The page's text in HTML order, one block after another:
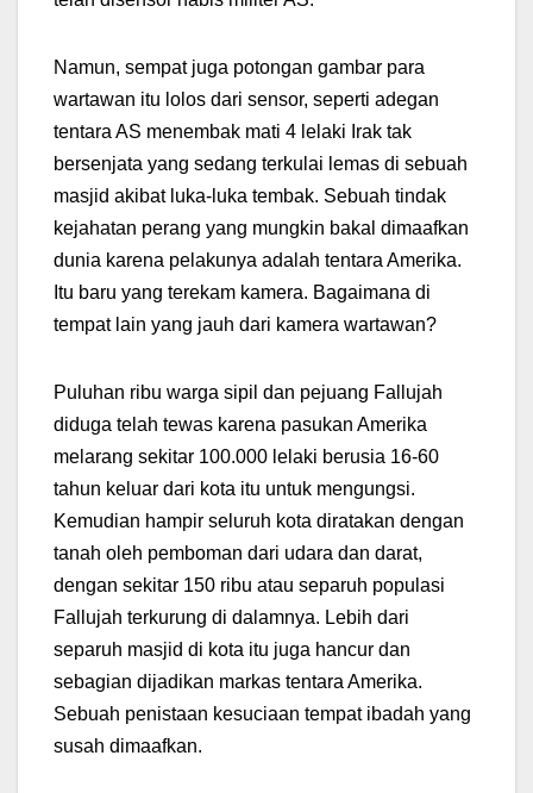
Namun, sempat juga potongan gambar para
wartawan itu lolos dari sensor, seperti adegan
tentara AS menembak mati 4 lelaki Irak tak
bersenjata yang sedang terkulai lemas di sebuah
masjid akibat luka-luka tembak. Sebuah tindak
kejahatan perang yang mungkin bakal dimaafkan
dunia karena pelakunya adalah tentara Amerika.
Itu baru yang terekam kamera. Bagaimana di
tempat lain yang jauh dari kamera wartawan?
Puluhan ribu warga sipil dan pejuang Fallujah
diduga telah tewas karena pasukan Amerika
melarang sekitar 100.000 lelaki berusia 16-60
tahun keluar dari kota itu untuk mengungsi.
Kemudian hampir seluruh kota diratakan dengan
tanah oleh pemboman dari udara dan darat,
dengan sekitar 150 ribu atau separuh populasi
Fallujah terkurung di dalamnya. Lebih dari
separuh masjid di kota itu juga hancur dan
sebagian dijadikan markas tentara Amerika.
Sebuah penistaan kesuciaan tempat ibadah yang
susah dimaafkan.